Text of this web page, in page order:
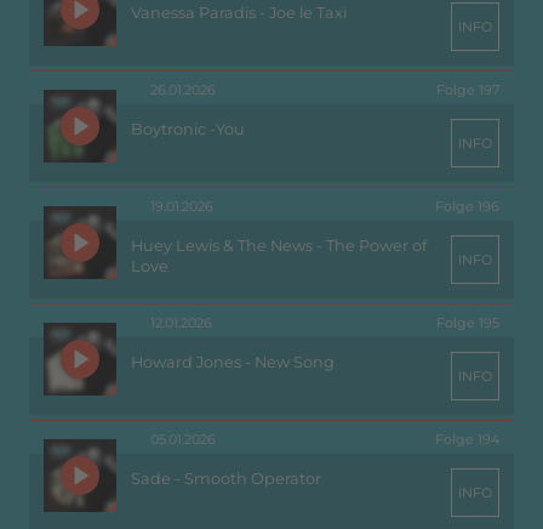
Vanessa Paradis - Joe le Taxi
INFO
26.01.2026 Folge 197
Boytronic -You
INFO
19.01.2026 Folge 196
Huey Lewis & The News - The Power of
Love
INFO
12.01.2026 Folge 195
Howard Jones - New Song
INFO
05.01.2026 Folge 194
Sade - Smooth Operator
INFO